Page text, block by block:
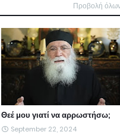
Προβολή
Θεέ μου γιατί να αρρωστήσω;
September 22, 2024